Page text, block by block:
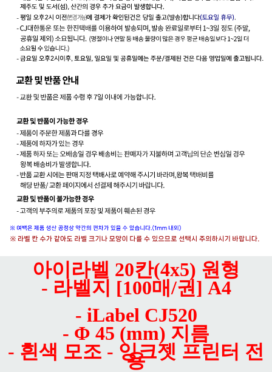
아이라벨 20칸(4x5) 원형
- 라벨지 [100매/권] A4
- iLabel CJ520
- Φ 45 (mm) 지름
- 흰색 모조 - 잉크젯 프린터 전
용